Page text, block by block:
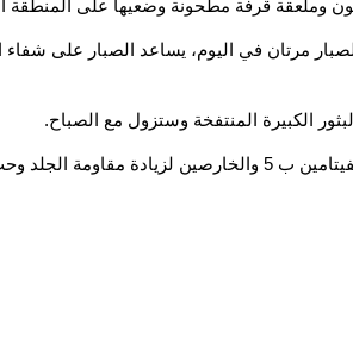
وملعقة قرفة مطحونة وضعيها على المنطقة
مرتان في اليوم، يساعد الصبار على شفاء
الكبيرة المنتفخة وستزول مع الصباح.
مقاومة الجلد وحب الشباب.